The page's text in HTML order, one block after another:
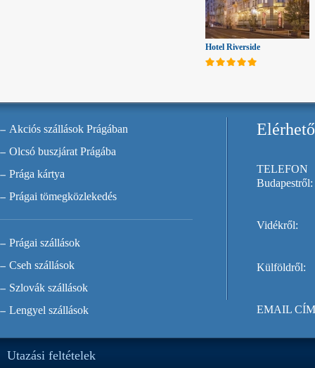
Hotel Riverside
Akciós szállások Prágában
Olcsó buszjárat Prágába
Prága kártya
Prágai tömegközlekedés
Prágai szállások
Cseh szállások
Szlovák szállások
Lengyel szállások
TELEFON
Budapestről:
Vidékről:
Külföldről:
EMAIL
Utazási feltételek